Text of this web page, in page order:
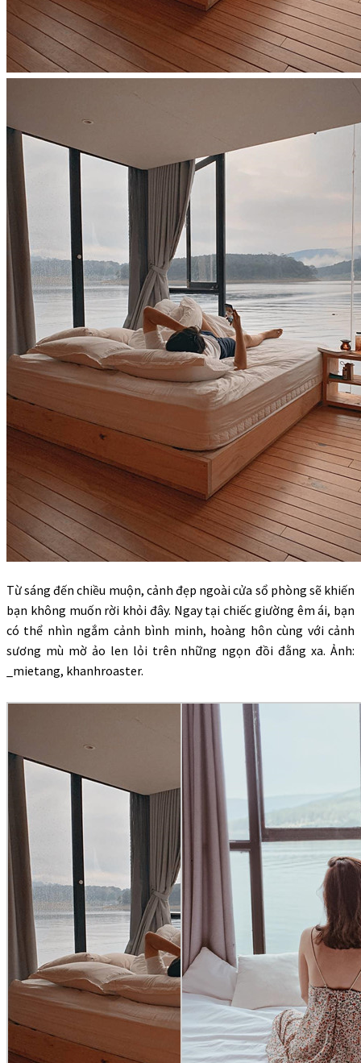
Từ sáng đến chiều muộn, cảnh đẹp ngoài cửa sổ phòng sẽ khiến
bạn không muốn rời khỏi đây. Ngay tại chiếc giường êm ái, bạn
có thể nhìn ngắm cảnh bình minh, hoàng hôn cùng với cảnh
sương mù mờ ảo len lỏi trên những ngọn đồi đằng xa. Ảnh:
_mietang, khanhroaster.